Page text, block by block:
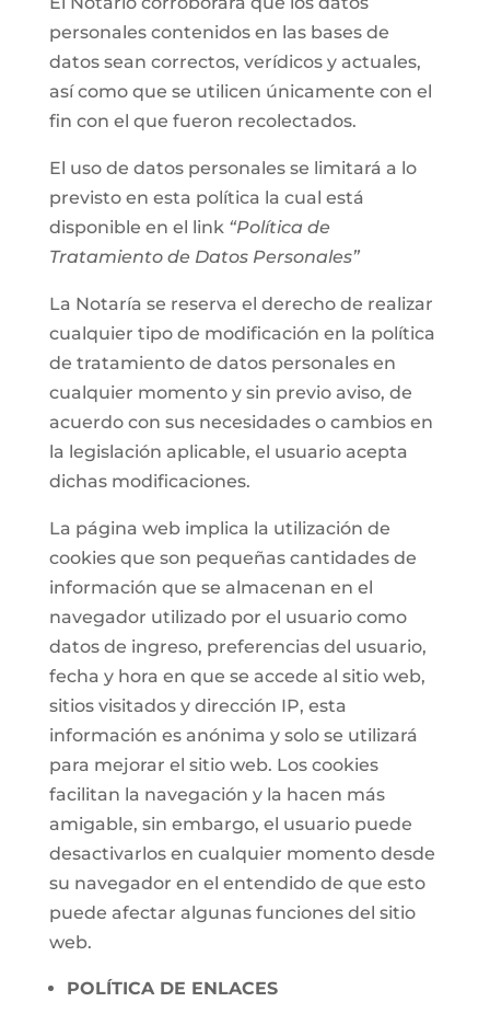
personales contenidos en las bases de
datos sean correctos, verídicos y actuales,
así como que se utilicen únicamente con el
fin con el que fueron recolectados.
El uso de datos personales se limitará a lo
previsto en esta política la cual está
disponible en el link “Política de
Tratamiento de Datos Personales”
La Notaría se reserva el derecho de realizar
cualquier tipo de modificación en la política
de tratamiento de datos personales en
cualquier momento y sin previo aviso, de
acuerdo con sus necesidades o cambios en
la legislación aplicable, el usuario acepta
dichas modificaciones.
La página web implica la utilización de
cookies que son pequeñas cantidades de
información que se almacenan en el
navegador utilizado por el usuario como
datos de ingreso, preferencias del usuario,
fecha y hora en que se accede al sitio web,
sitios visitados y dirección IP, esta
información es anónima y solo se utilizará
para mejorar el sitio web. Los cookies
facilitan la navegación y la hacen más
amigable, sin embargo, el usuario puede
desactivarlos en cualquier momento desde
su navegador en el entendido de que esto
puede afectar algunas funciones del sitio
web.
POLÍTICA DE ENLACES